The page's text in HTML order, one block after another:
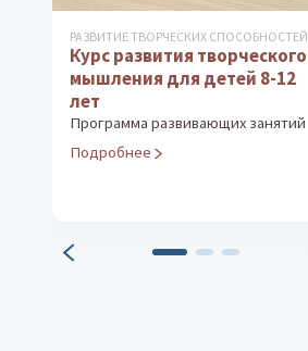
РАЗВИТИЕ ТВОРЧЕСКИХ СПОСОБНОСТЕЙ
Курс развития творческого
мышления для детей 8-12
лет
Программа развивающих занятий
Подробнее